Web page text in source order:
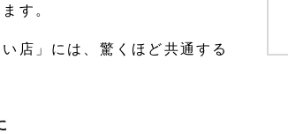
す。
店」には、驚くほど共通する